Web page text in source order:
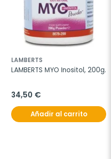
LAMBERTS
LAMBERTS MYO Inositol, 200g.
34,50 €
Añadir al carrito